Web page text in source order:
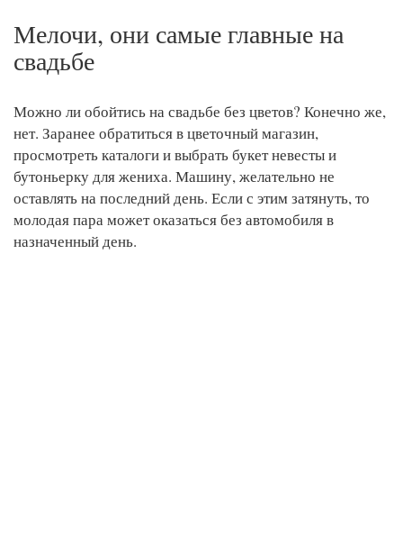
Мелочи, они самые главные на
свадьбе
Можно ли обойтись на свадьбе без цветов? Конечно же,
нет. Заранее обратиться в цветочный магазин,
просмотреть каталоги и выбрать букет невесты и
бутоньерку для жениха. Машину, желательно не
оставлять на последний день. Если с этим затянуть, то
молодая пара может оказаться без автомобиля в
назначенный день.